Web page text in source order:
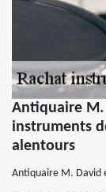
Antiquaire M.
instruments
alentours
Antiquaire M. David